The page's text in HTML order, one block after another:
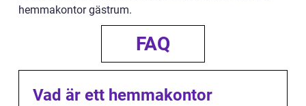
hemmakontor gästrum.
FAQ
Vad är ett hemmakontor